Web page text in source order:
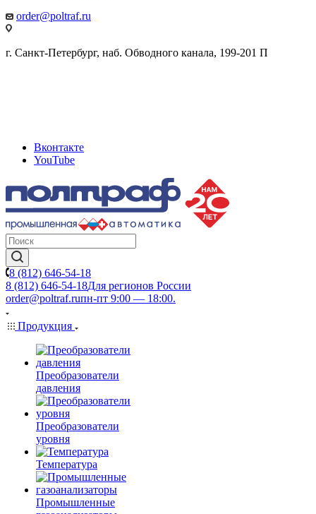
order@poltraf.ru
г. Санкт-Петербург, наб. Обводного канала, 199-201 П
Вконтакте
YouTube
8 (812) 646-54-18
8 (812) 646-54-18Для регионов России
order@poltraf.ruпн-пт 9:00 — 18:00.
Продукция
Преобразователи
давления
Преобразователи
уровня
Температура
Промышленные